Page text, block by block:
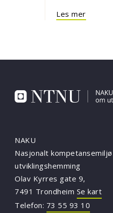
Les mer
NAKU
Nasjonalt
utviklingshemming
Olav Kyrres gate 9,
7491 Trondheim Se kart
Telefon: 73 55 93 10